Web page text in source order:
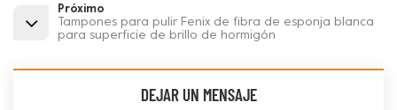
Próximo
Tampones para pulir Fenix de fibra de esponja blanca
para superficie de brillo de hormigón
DEJAR UN MENSAJE